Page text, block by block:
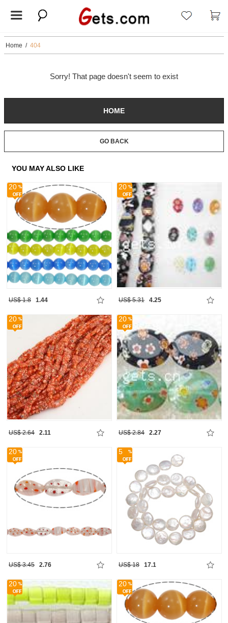
Home / 404
Sorry! That page doesn't seem to exist
HOME
GO BACK
YOU MAY ALSO LIKE
20
US$ 1.8 1.44
20
US$ 5.31 4.25
20
US$ 2.64 2.11
20
US$ 2.84 2.27
20
US$ 3.45 2.76
5
US$ 18 17.1
20 20